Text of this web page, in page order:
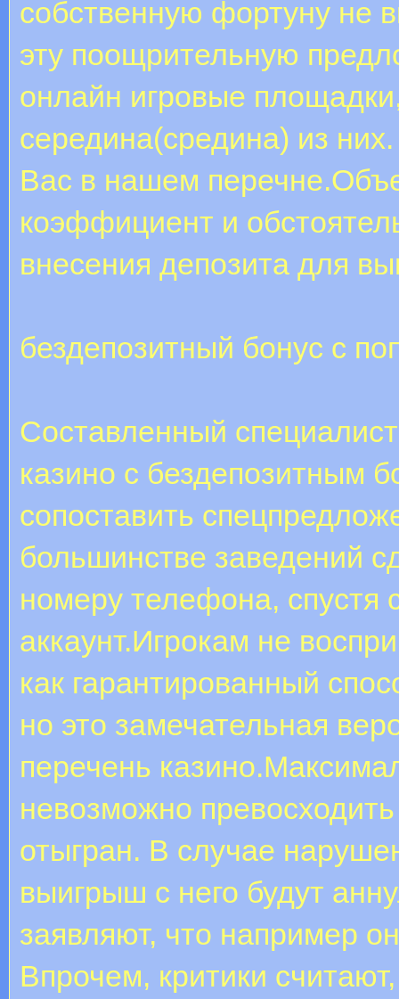
собственную фортуну не
эту поощрительную
онлайн игровые
середина(средина) из
Вас в нашем
коэффициент и
внесения депозита для
бездепозитный бонус с
Составленный
казино с бездепозитным
сопоставить
большинстве заведений
номеру телефона, спустя
аккаунт.Игрокам не
как гарантированный
но это замечательная
перечень
невозможно
отыгран. В случае
выигрыш с него будут
заявляют, что например
Впрочем, критики